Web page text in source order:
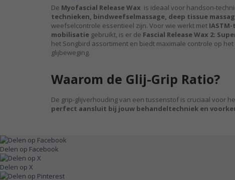
De Myofascial Release Wax is ideaal voor handson-
technieken, bindweefselmassage, deep tissue
weefselcontrole essentieel zijn. Voor wie werkt met
mobilisatie gebruikt, is er de Fascial Release Wax 2:
het Songbird assortiment en biedt maximale controle op
glijbeweging.
Waarom de Glij-Grip Ratio?
De grip-glijverhouding van een tussenstof is cruciaal voor
perfect aansluit bij jouw behandeltechniek en
Delen op Facebook
Delen op X